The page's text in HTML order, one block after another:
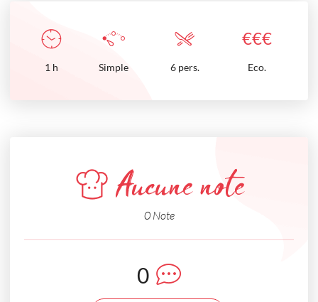
€€€
1 h Simple 6 pers. Eco.
Aucune note
0 Note
0